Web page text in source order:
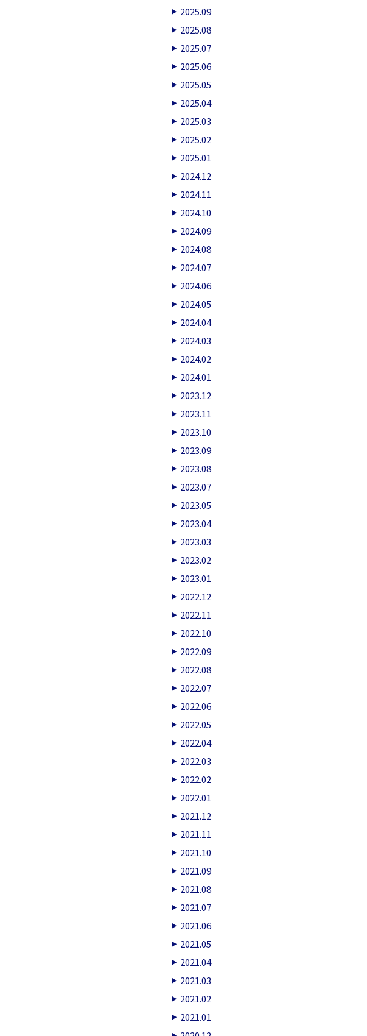
2025.09
2025.08
2025.07
2025.06
2025.05
2025.04
2025.03
2025.02
2025.01
2024.12
2024.11
2024.10
2024.09
2024.08
2024.07
2024.06
2024.05
2024.04
2024.03
2024.02
2024.01
2023.12
2023.11
2023.10
2023.09
2023.08
2023.07
2023.05
2023.04
2023.03
2023.02
2023.01
2022.12
2022.11
2022.10
2022.09
2022.08
2022.07
2022.06
2022.05
2022.04
2022.03
2022.02
2022.01
2021.12
2021.11
2021.10
2021.09
2021.08
2021.07
2021.06
2021.05
2021.04
2021.03
2021.02
2021.01